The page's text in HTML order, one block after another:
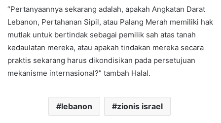
“Pertanyaannya sekarang adalah, apakah Angkatan Darat
Lebanon, Pertahanan Sipil, atau Palang Merah memiliki hak
mutlak untuk bertindak sebagai pemilik sah atas tanah
kedaulatan mereka, atau apakah tindakan mereka secara
praktis sekarang harus dikondisikan pada persetujuan
mekanisme internasional?” tambah Halal.
lebanon zionis israel